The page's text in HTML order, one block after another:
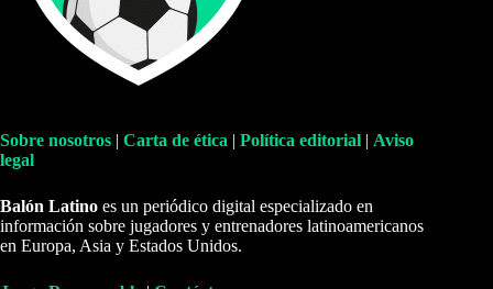
Sobre nosotros | Carta de ética | Política editorial | Aviso
legal
Balón Latino es un periódico digital especializado en
información sobre jugadores y entrenadores latinoamericanos
en Europa, Asia y Estados Unidos.